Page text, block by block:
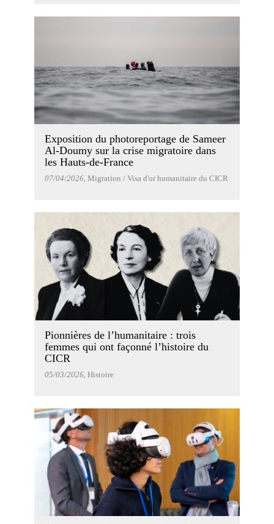
Exposition du photoreportage de Sameer
Al-Doumy sur la crise migratoire dans
les Hauts-de-France
07/04/2026, Migration / Visa d'or humanitaire du CICR
Pionnières de l’humanitaire : trois
femmes qui ont façonné l’histoire du
CICR
05/03/2026, Histoire